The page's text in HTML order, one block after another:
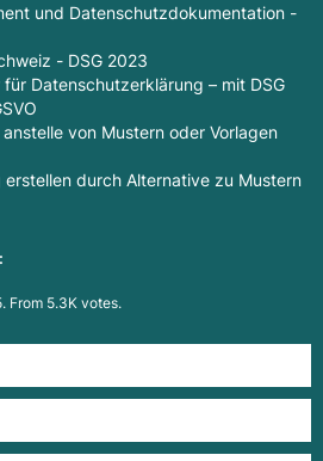
und Datenschutzdokumentation -
- DSG 2023
für Datenschutzerklärung – mit DSG
von Mustern oder Vorlagen
durch Alternative zu Mustern
From 5.3K votes.